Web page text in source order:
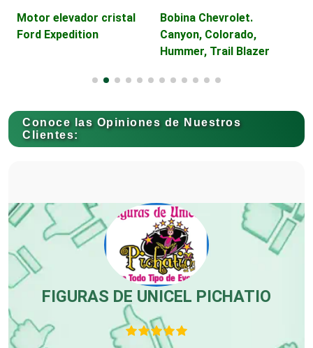
Cancelería de Aluminio
Carpinterías
Centros Comerciales
Centros de Espectáculos
Motor elevador cristal
Ford Expedition
Bobina Chevrolet.
Canyon, Colorado,
Hummer, Trail Blazer
Conoce las Opiniones de Nuestros
Clientes:
FIGURAS DE UNICEL PICHATIO